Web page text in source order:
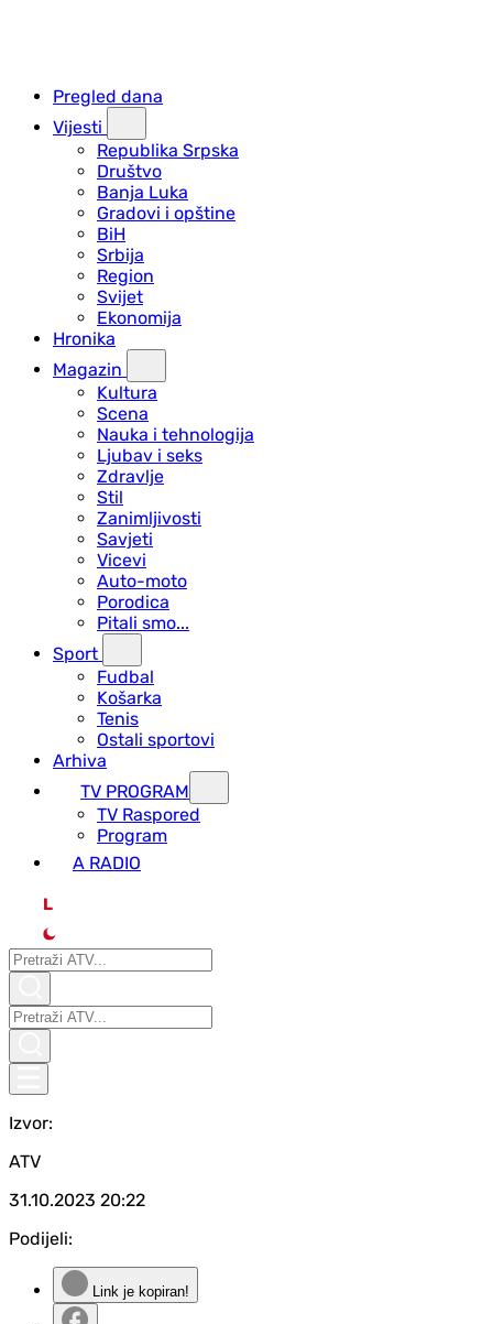
Pregled dana
Vijesti
Republika Srpska
Društvo
Banja Luka
Gradovi i opštine
BiH
Srbija
Region
Svijet
Ekonomija
Hronika
Magazin
Kultura
Scena
Nauka i tehnologija
Ljubav i seks
Zdravlje
Stil
Zanimljivosti
Savjeti
Vicevi
Auto-moto
Porodica
Pitali smo...
Sport
Fudbal
Košarka
Tenis
Ostali sportovi
Arhiva
TV PROGRAM
ТV Raspored
Program
A RADIO
L
Izvor:
ATV
31.10.2023 20:22
Podijeli:
Link je kopiran!